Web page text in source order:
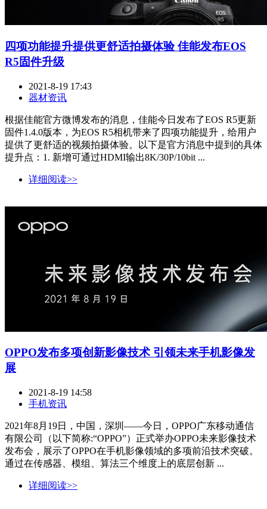
四项功能提升提供更舒适拍摄体验 佳能发布EOS
R5固件升级
2021-8-19 17:43
器材资讯
根据佳能官方微博发布的消息，佳能今日发布了EOS R5更新
固件1.4.0版本，为EOS R5相机带来了四项功能提升，给用户
提供了更舒适的视频拍摄体验。以下是官方消息中提到的具体
提升点：1. 新增可通过HDMI输出8K/30P/10bit ...
详细阅读>>
OPPO发布多项创新影像技术 引领未来手机影像发
展
2021-8-19 14:58
手机资讯
2021年8月19日，中国，深圳——今日，OPPO广东移动通信
有限公司（以下简称:“OPPO”）正式举办OPPO未来影像技术
发布会，展示了OPPO在手机影像领域的多项前沿技术突破。
通过在传感器、模组、算法三个维度上的底层创新 ...
详细阅读>>